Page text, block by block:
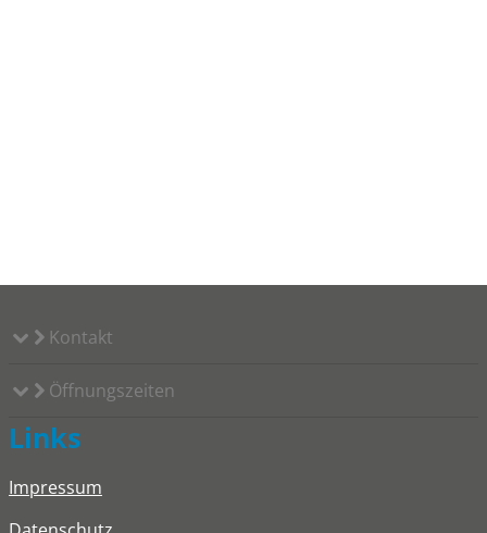
Kontakt
Öffnungszeiten
Links
Impressum